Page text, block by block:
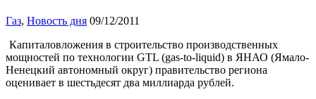
Газ, Новость дня 09/12/2011
Капиталовложения в строительство производственных
мощностей по технологии GTL (gas-to-liquid) в ЯНАО (Ямало-
Ненецкий автономный округ) правительство региона
оценивает в шестьдесят два миллиарда рублей.